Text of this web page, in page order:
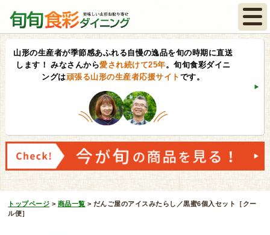
山形の生産者が季節感あふれる自慢の逸品を旬の時期に直送
します！ みなさんから愛され続けて25年。旬旬食彩ダイニ
ングは頑張る山形の生産者応援サイト です。
トップページ > 商品一覧 > だんご屋のアイスみたらし／黒蜜6個入セット［クー
ル便］